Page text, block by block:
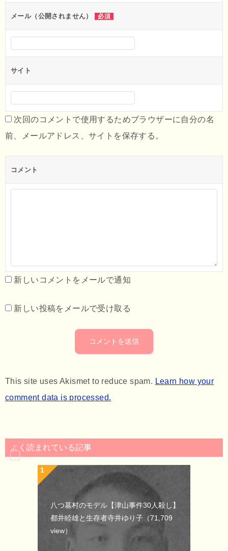
メール（公開されません） 必須
サイト
次回のコメントで使用するためブラウザーに自分の名
前、メールアドレス、サイトを保存する。
コメント
新しいコメントをメールで通知
新しい投稿をメールで受け取る
This site uses Akismet to reduce spam. Learn how your
comment data is processed.
よく読まれている記事
八つ墓村のモデル【津山事件30人殺し】
都井睦雄と生存者寺井ゆり子 （71,709
view）